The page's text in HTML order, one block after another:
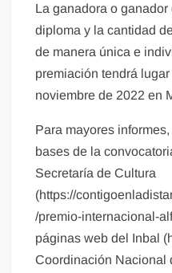
La ganadora o
diploma y la cantidad
de manera única e
premiación tendrá
noviembre de 2022 en
Para mayores
bases de la
Secretaría de Cultura
(https://
/premio-internacional-
páginas web del Inbal
Coordinación Nacional